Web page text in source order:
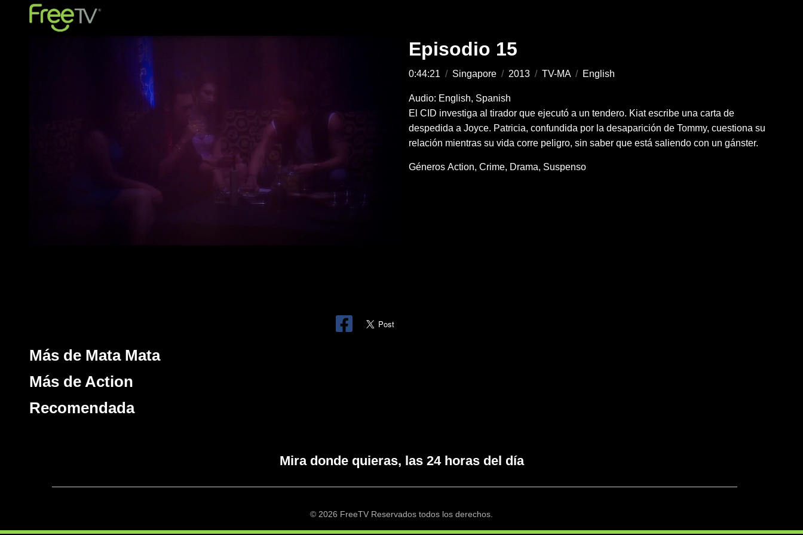
Episodio 15
0:44:21 / Singapore / 2013 / TV-MA / English
Audio: English, Spanish
El CID investiga al tirador que ejecutó a un tendero. Kiat escribe una carta de
despedida a Joyce. Patricia, confundida por la desaparición de Tommy, cuestiona su
relación mientras su vida corre peligro, sin saber que está saliendo con un gánster.
Géneros Action Crime Drama Suspenso
Más de Mata Mata
Más de Action
Recomendada
Mira donde quieras, las 24 horas del día
© 2026 FreeTV Reservados todos los derechos.